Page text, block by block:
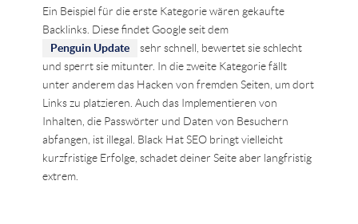
Ein Beispiel für die erste Kategorie wären gekaufte
Backlinks. Diese findet Google seit dem
Penguin Update
sehr schnell, bewertet sie schlecht
und sperrt sie mitunter. In die zweite Kategorie fällt
unter anderem das Hacken von fremden Seiten, um dort
Links zu platzieren. Auch das Implementieren von
Inhalten, die Passwörter und Daten von Besuchern
abfangen, ist illegal. Black Hat SEO bringt vielleicht
kurzfristige Erfolge, schadet deiner Seite aber langfristig
extrem.